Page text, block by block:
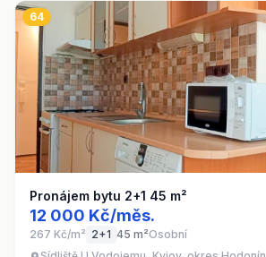
64
Pronájem bytu 2+1 45 m²
12 000 Kč/měs.
267 Kč/m² 2+1 45 m²Osobní